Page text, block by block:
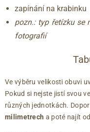
zapínání na krabinku
pozn.: typ řetízku se
fotografií
Ve výběru velikosti obuvi
Pokud si nejste jistí svou
různých jednotkách.
milimetrech a poté najít